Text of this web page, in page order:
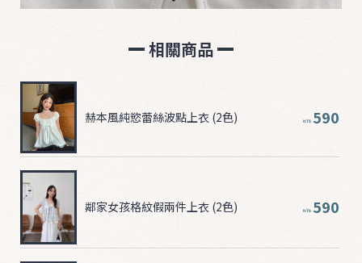
相關商品
NT$ 590
赫本風純慾蕾絲波點上衣 (2色)
NT$ 590
鄰家女孩格紋假兩件上衣 (2色)